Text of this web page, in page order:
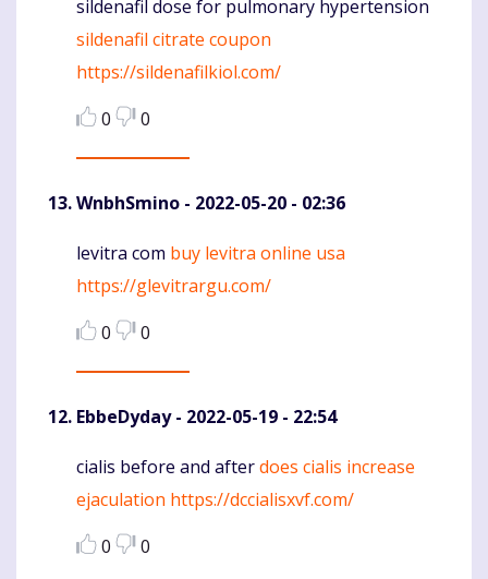
Komentaras
sildenafil dose for pulmonary hypertension
sildenafil citrate coupon
https://sildenafilkiol.com/
0
0
WnbhSmino - 2022-05-20 - 02:36
Komentaras
levitra com buy levitra online usa
https://glevitrargu.com/
0
0
EbbeDyday- 2022-05-19 - 22:54
Komentaras
cialis before and afterdoes cialis increase
ejaculation https://dccialisxvf.com/
0
0